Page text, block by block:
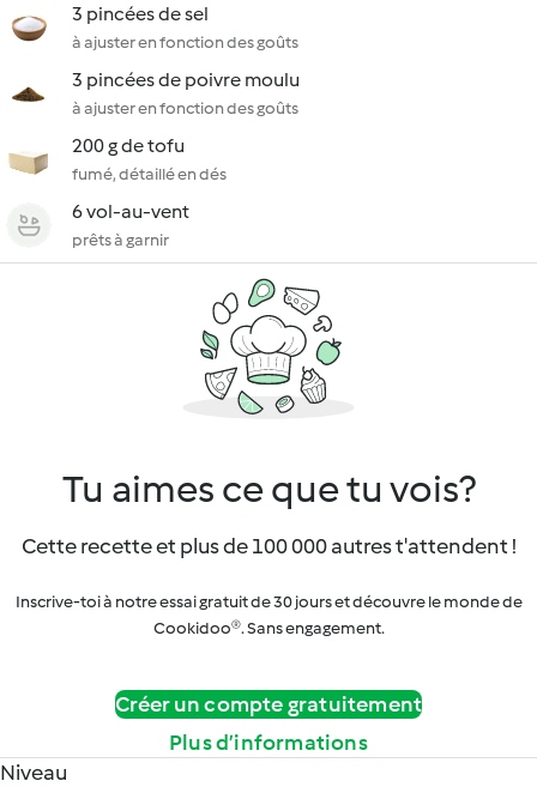
3 pincées de sel
à ajuster en fonction des goûts
3 pincées de poivre moulu
à ajuster en fonction des goûts
200 g de tofu
fumé, détaillé en dés
6 vol-au-vent
prêts à garnir
Tu aimes ce que tu vois?
Cette recette et plus de 100 000 autres t'attendent !
Inscrive-toi à notre essai gratuit de 30 jours et découvre le monde de
Cookidoo®. Sans engagement.
Créer un compte gratuitement
Plus d’informations
Niveau